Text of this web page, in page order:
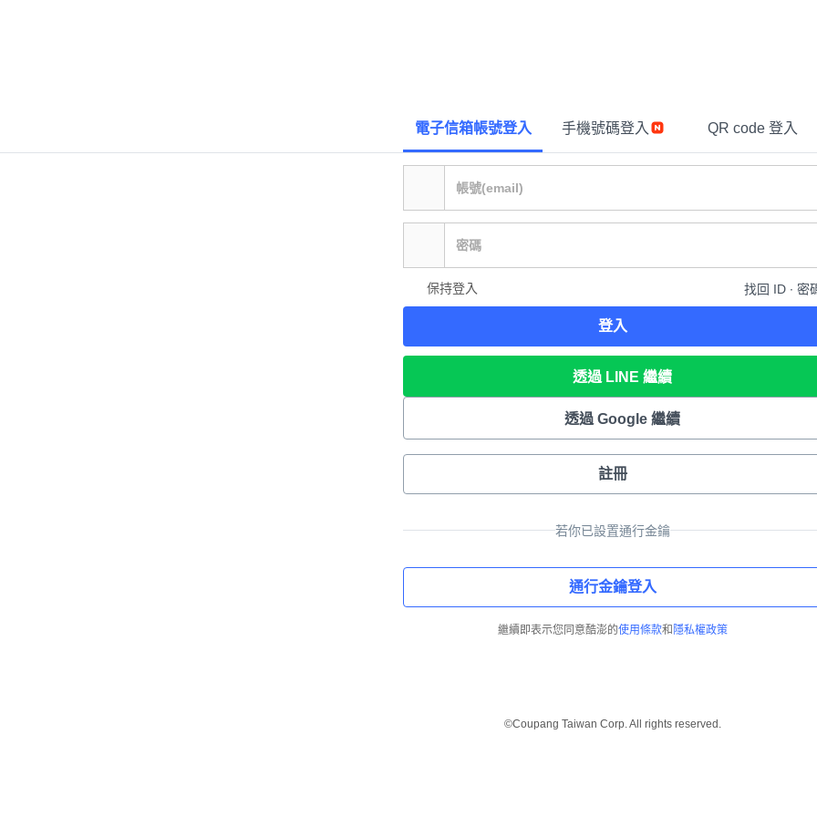
電子信箱帳號登入 手機號碼登入 QR code 登入
保持登入 找回 ID ∙ 密
登入
透過 LINE 繼續
透過 Google 繼續
註冊
若你已設置通行金鑰
通行金鑰登入
繼續即表示您同意酷澎的使用條款和 隱私權政策
©Coupang Taiwan Corp. All rights reserved.